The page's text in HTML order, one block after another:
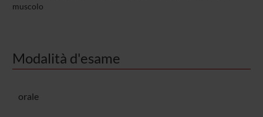
muscolo
Modalità d'esame
orale